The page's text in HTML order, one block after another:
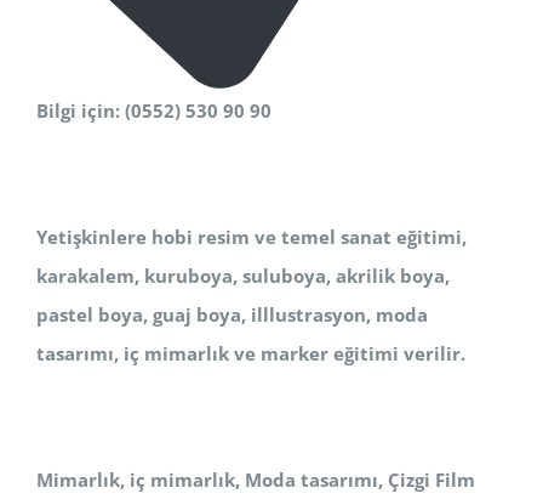
Bilgi için: (0552) 530 90 90
Yetişkinlere hobi resim ve temel sanat eğitimi,
karakalem, kuruboya, suluboya, akrilik boya,
pastel boya, guaj boya, illlustrasyon, moda
tasarımı, iç mimarlık ve marker eğitimi verilir.
Mimarlık, iç mimarlık, Moda tasarımı, Çizgi Film